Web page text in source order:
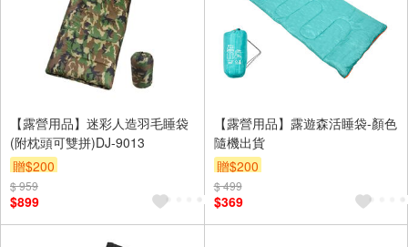
【露營用品】迷彩人造羽毛睡袋
(附枕頭可雙拼)DJ-9013
贈$200
$ 959
$899
【露營用品】露遊森活睡袋-顏色
隨機出貨
贈$200
$ 499
$369